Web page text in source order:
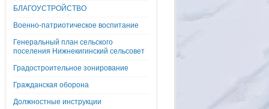
БЛАГОУСТРОЙСТВО
Военно-патриотическое воспитание
Генеральный план сельского
поселения Нижнекигинский сельсовет
Градостроительное зонирование
Гражданская оборона
Должностные инструкции